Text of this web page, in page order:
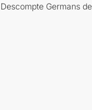
Descompte Germans